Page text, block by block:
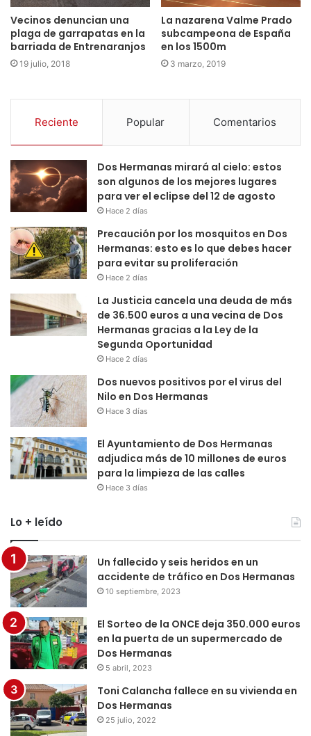
Vecinos denuncian una
plaga de garrapatas en la
barriada de Entrenaranjos
19 julio, 2018
La nazarena Valme Prado
subcampeona de España
en los 1500m
3 marzo, 2019
Reciente Popular Comentarios
Dos Hermanas mirará al cielo: estos
son algunos de los mejores lugares
para ver el eclipse del 12 de agosto
Hace 2 días
Precaución por los mosquitos en Dos
Hermanas: esto es lo que debes hacer
para evitar su proliferación
Hace 2 días
La Justicia cancela una deuda de más
de 36.500 euros a una vecina de Dos
Hermanas gracias a la Ley de la
Segunda Oportunidad
Hace 2 días
Dos nuevos positivos por el virus del
Nilo en Dos Hermanas
Hace 3 días
El Ayuntamiento de Dos Hermanas
adjudica más de 10 millones de euros
para la limpieza de las calles
Hace 3 días
Lo + leído
Un fallecido y seis heridos en un
accidente de tráfico en Dos Hermanas
10 septiembre, 2023
El Sorteo de la ONCE deja 350.000 euros
en la puerta de un supermercado de
Dos Hermanas
5 abril, 2023
Toni Calancha fallece en su vivienda en
Dos Hermanas
25 julio, 2022